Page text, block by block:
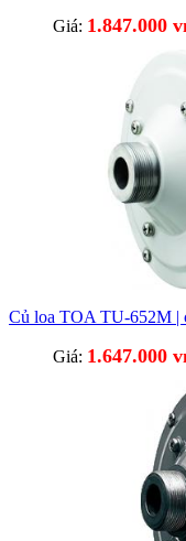
Giá: 1.847.000
Củ loa TOA TU-652M |
Giá: 1.647.000